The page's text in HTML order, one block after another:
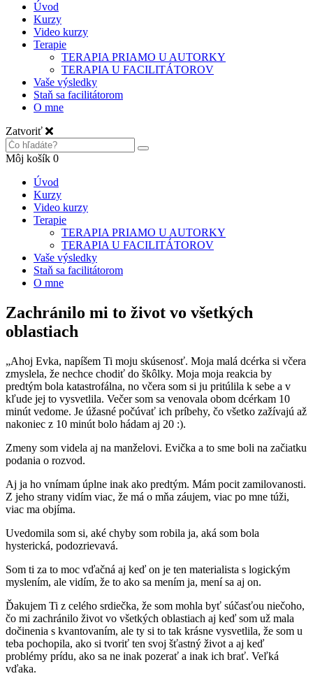
Úvod
Kurzy
Video kurzy
Terapie
TERAPIA PRIAMO U AUTORKY
TERAPIA U FACILITÁTOROV
Vaše výsledky
Staň sa facilitátorom
O mne
Zatvoriť
Môj košík 0
Úvod
Kurzy
Video kurzy
Terapie
TERAPIA PRIAMO U AUTORKY
TERAPIA U FACILITÁTOROV
Vaše výsledky
Staň sa facilitátorom
O mne
Zachránilo mi to život vo všetkých
oblastiach
„Ahoj Evka, napíšem Ti moju skúsenosť. Moja malá dcérka si včera
zmyslela, že nechce chodiť do škôlky. Moja moja reakcia by
predtým bola katastrofálna, no včera som si ju pritúlila k sebe a v
kľude jej to vysvetlila. Večer som sa venovala obom dcérkam 10
minút vedome. Je úžasné počúvať ich príbehy, čo všetko zažívajú až
nakoniec z 10 minút bolo hádam aj 20 :).
Zmeny som videla aj na manželovi. Evička a to sme boli na začiatku
podania o rozvod.
Aj ja ho vnímam úplne inak ako predtým. Mám pocit zamilovanosti.
Z jeho strany vidím viac, že má o mňa záujem, viac po mne túži,
viac ma objíma.
Uvedomila som si, aké chyby som robila ja, aká som bola
hysterická, podozrievavá.
Som ti za to moc vďačná aj keď on je ten materialista s logickým
myslením, ale vidím, že to ako sa mením ja, mení sa aj on.
Ďakujem Ti z celého srdiečka, že som mohla byť súčasťou niečoho,
čo mi zachránilo život vo všetkých oblastiach aj keď som už mala
dočinenia s kvantovaním, ale ty si to tak krásne vysvetlila, že som u
teba pochopila, ako si tvoriť ten svoj šťastný život a aj keď
problémy prídu, ako sa ne inak pozerať a inak ich brať. Veľká
vďaka.